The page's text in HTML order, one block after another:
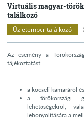
Virtuális magyar-török
találkozó
Üzletember találkozó
Az esemény a
tájékoztatást
a kocaeli kamaráról
a törökországi
lehetőségekről;
lebonyolítására a